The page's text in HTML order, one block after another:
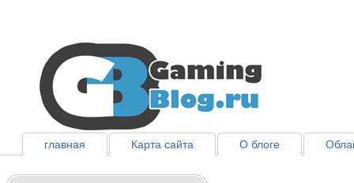
главная Карта сайта О блоге